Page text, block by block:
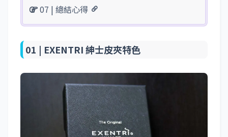
07 | 總結心得
01 | EXENTRI 紳士皮夾特色